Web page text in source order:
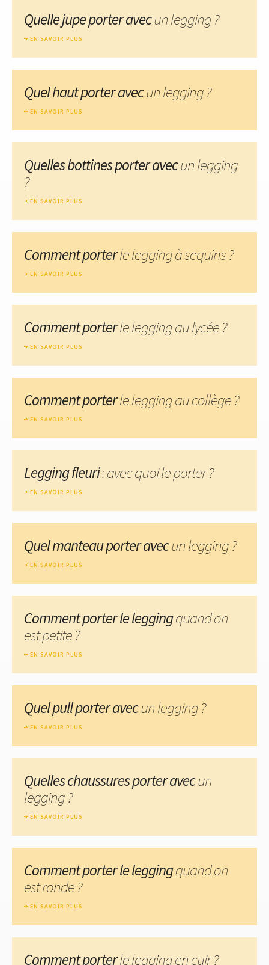
Quelle jupe porter avecun legging ?
EN SAVOIR PLUS
Quel haut porter avecun legging ?
EN SAVOIR PLUS
Quelles bottines porter avecun legging
?
EN SAVOIR PLUS
Comment porterle legging à sequins ?
EN SAVOIR PLUS
Comment porterle legging au lycée ?
EN SAVOIR PLUS
Comment porterle legging au collège ?
EN SAVOIR PLUS
Legging fleuri: avec quoi le porter ?
EN SAVOIR PLUS
Quel manteau porter avecun legging ?
EN SAVOIR PLUS
Comment porter le leggingquand on
est petite ?
EN SAVOIR PLUS
Quel pull porter avecun legging ?
EN SAVOIR PLUS
Quelles chaussures porter avecun
legging ?
EN SAVOIR PLUS
Comment porter le leggingquand on
est ronde ?
EN SAVOIR PLUS
Comment porterle legging en cuir ?